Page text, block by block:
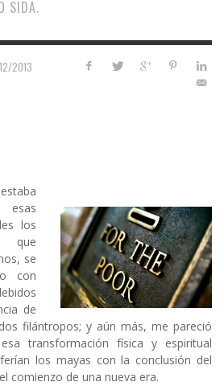
SIDA.
2013
esas
los
que
se
con
de
filántropos; y aún más, me pareció
transformación física y espiritual
los mayas con la conclusión del
comienzo de una nueva era.